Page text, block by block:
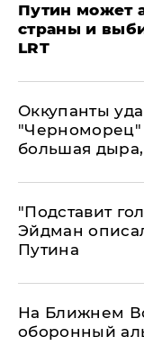
Путин может
страны и
LRT
Оккупанты
"Черноморец"
большая
​"Подставит
Эйдман
Путина
На Ближнем
оборонный